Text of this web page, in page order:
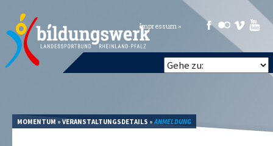
Impressum »
MOMENTUM » VERANSTALTUNGSDETAILS »ANMELDUNG